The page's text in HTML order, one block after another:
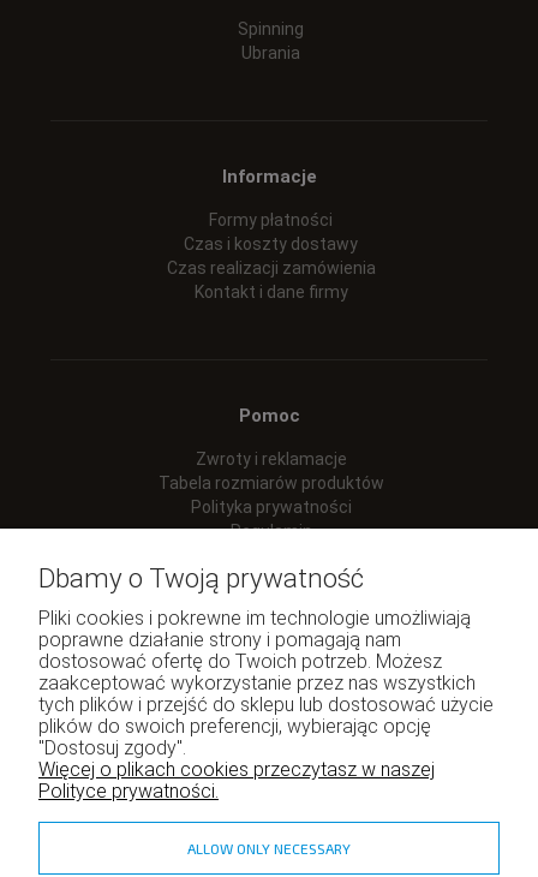
Spinning
Ubrania
Informacje
Formy płatności
Czas i koszty dostawy
Czas realizacji zamówienia
Kontakt i dane firmy
Pomoc
Zwroty i reklamacje
Tabela rozmiarów produktów
Polityka prywatności
Regulamin
Moje konto
Twoje zamówienia
Program lojalnościowy
Dbamy o Twoją prywatność
Pliki cookies i pokrewne im technologie umożliwiają
poprawne działanie strony i pomagają nam
dostosować ofertę do Twoich potrzeb. Możesz
zaakceptować wykorzystanie przez nas wszystkich
tych plików i przejść do sklepu lub dostosować użycie
plików do swoich preferencji, wybierając opcję
"Dostosuj zgody".
Więcej o plikach cookies przeczytasz w naszej
Polityce prywatności.
ALLOW ONLY NECESSARY